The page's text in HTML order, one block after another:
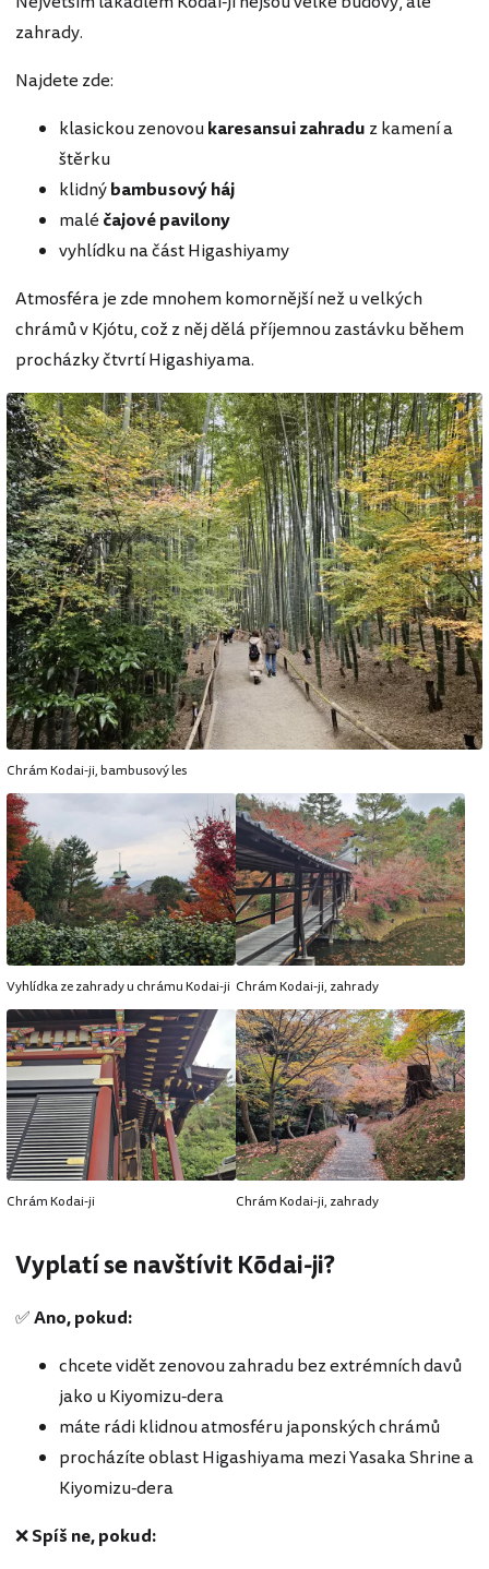
zahrady.
Najdete zde:
klasickou zenovoukaresansui zahradu z kamení a
štěrku
klidnýbambusový háj
malé čajové pavilony
vyhlídku na část Higashiyamy
Atmosféra je zde mnohem komornější než u velkých
chrámů v Kjótu, což z něj dělá příjemnou zastávku během
procházky čtvrtí Higashiyama.
Chrám Kodai-ji, bambusový les
Vyhlídka ze zahrady u chrámu Kodai-ji Chrám Kodai-ji, zahrady
Chrám Kodai-ji Chrám Kodai-ji, zahrady
Vyplatí se navštívit Kōdai-ji?
✅Ano, pokud:
chcete vidět zenovou zahradu bez extrémních davů
jako u Kiyomizu-dera
máte rádi klidnou atmosféru japonských chrámů
procházíte oblast Higashiyama mezi Yasaka Shrine a
Kiyomizu-dera
❌Spíš ne, pokud: